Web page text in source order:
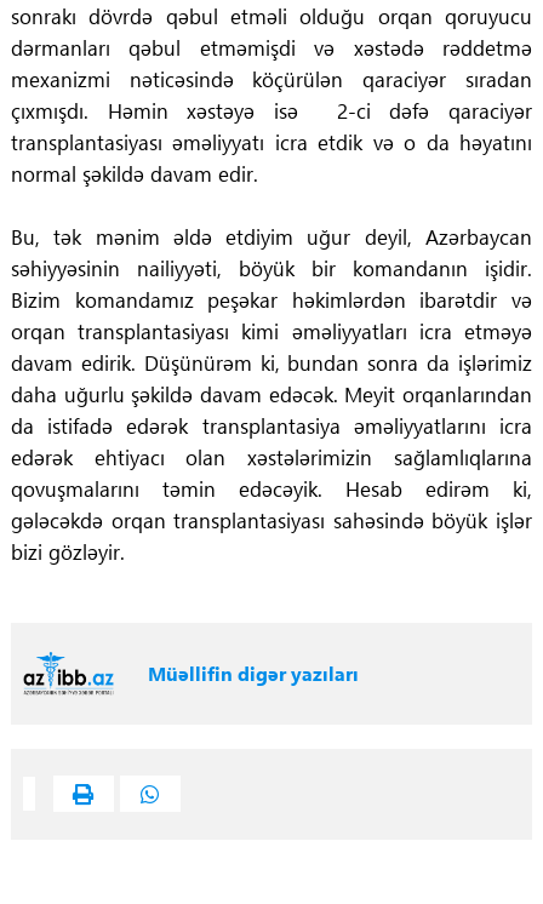
sonrakı dövrdə qəbul etməli olduğu orqan qoruyucu
dərmanları qəbul etməmişdi və xəstədə rəddetmə
mexanizmi nəticəsində köçürülən qaraciyər sıradan
çıxmışdı. Həmin xəstəyə isə 2-ci dəfə qaraciyər
transplantasiyası əməliyyatı icra etdik və o da həyatını
normal şəkildə davam edir.
Bu, tək mənim əldə etdiyim uğur deyil, Azərbaycan
səhiyyəsinin nailiyyəti, böyük bir komandanın işidir.
Bizim komandamız peşəkar həkimlərdən ibarətdir və
orqan transplantasiyası kimi əməliyyatları icra etməyə
davam edirik. Düşünürəm ki, bundan sonra da işlərimiz
daha uğurlu şəkildə davam edəcək. Meyit orqanlarından
da istifadə edərək transplantasiya əməliyyatlarını icra
edərək ehtiyacı olan xəstələrimizin sağlamlıqlarına
qovuşmalarını təmin edəcəyik. Hesab edirəm ki,
gələcəkdə orqan transplantasiyası sahəsində böyük işlər
bizi gözləyir.
Müəllifin digər yazıları